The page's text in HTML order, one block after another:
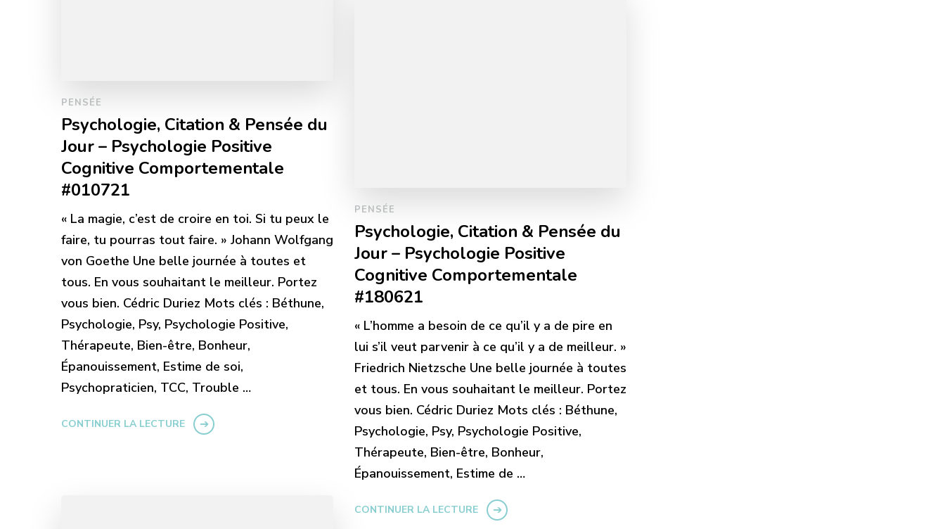
PENSÉE
Psychologie, Citation & Pensée du
Jour – Psychologie Positive
Cognitive Comportementale
#010721
« La magie, c’est de croire en toi. Si tu peux le
faire, tu pourras tout faire. » Johann Wolfgang
von Goethe Une belle journée à toutes et
tous. En vous souhaitant le meilleur. Portez
vous bien. Cédric Duriez Mots clés : Béthune,
Psychologie, Psy, Psychologie Positive,
Thérapeute, Bien-être, Bonheur,
Épanouissement, Estime de soi,
Psychopraticien, TCC, Trouble …
CONTINUER LA LECTURE
PENSÉE
Psychologie, Citation & Pensée du
Jour – Psychologie Positive
Cognitive Comportementale
#180621
« L’homme a besoin de ce qu’il y a de pire en
lui s’il veut parvenir à ce qu’il y a de meilleur. »
Friedrich Nietzsche Une belle journée à toutes
et tous. En vous souhaitant le meilleur. Portez
vous bien. Cédric Duriez Mots clés : Béthune,
Psychologie, Psy, Psychologie Positive,
Thérapeute, Bien-être, Bonheur,
Épanouissement, Estime de …
CONTINUER LA LECTURE